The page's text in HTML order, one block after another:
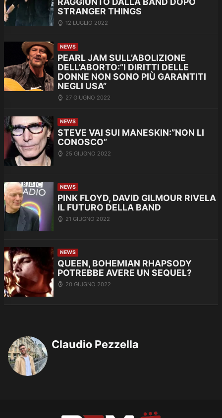
STRANGER THINGS
12 LUGLIO 2022
NEWS
PEARL JAM SULL’ABOLIZIONE
DELL’ABORTO:”I DIRITTI DELLE
DONNE NON SONO PIÙ GARANTITI
NEGLI USA”
27 GIUGNO 2022
NEWS
STEVE VAI SUI MANESKIN:”NON LI
CONOSCO”
25 GIUGNO 2022
NEWS
PINK FLOYD, DAVID GILMOUR RIVELA
IL FUTURO DELLA BAND
21 GIUGNO 2022
NEWS
QUEEN, BOHEMIAN RHAPSODY
POTREBBE AVERE UN SEQUEL?
20 GIUGNO 2022
Claudio Pezzella